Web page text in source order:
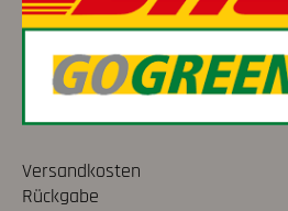
Versandkosten
Rückgabe